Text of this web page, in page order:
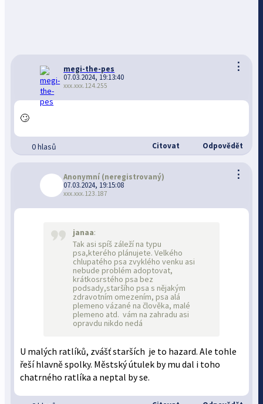
⋮
megi-the-pes
07.03.2024, 19:13:40
xxx.xxx.124.255
🙄
0 hlasů Citovat Odpovědět
⋮
Anonymní (neregistrovaný)
07.03.2024, 19:15:08
xxx.xxx.123.187
janaa:
Tak asi spíš záleží na typu
psa,kterého plánujete. Velkého
chlupatého psa zvyklého venku asi
nebude problém adoptovat,
krátkosrstého psa bez
podsady,staršího psa s nějakým
zdravotním omezením, psa alá
plemeno vázané na člověka, malé
plemeno atd. vám na zahradu asi
opravdu nikdo nedá
U malých ratlíků, zvášť starších je to hazard. Ale tohle
řeší hlavně spolky. Městský útulek by mu dal i toho
chatrného ratlíka a neptal by se.